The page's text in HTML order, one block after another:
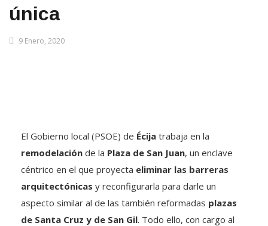
única
9 Enero, 2020
El Gobierno local (PSOE) de Écija trabaja en la
remodelación de la Plaza de San Juan, un enclave
céntrico en el que proyecta eliminar las barreras
arquitectónicas y reconfigurarla para darle un
aspecto similar al de las también reformadas plazas
de Santa Cruz y de San Gil. Todo ello, con cargo al